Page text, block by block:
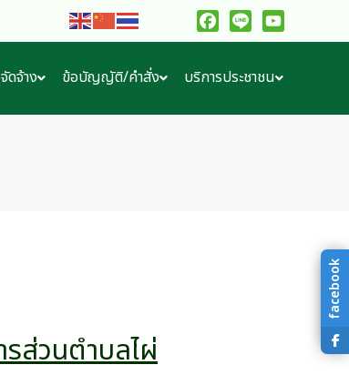
Facebook
Line YouTube
ดจ้าง ข้อบัญญัติ/คำสั่ง บริการประชาชน
ส่วนตำบลไผ่
facebook